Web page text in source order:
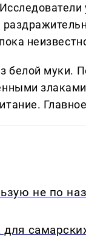
белой муки.
не по